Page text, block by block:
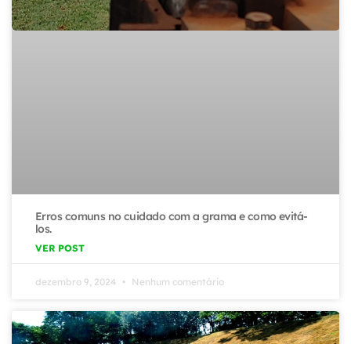
Erros comuns no cuidado com a grama e como evitá-
los.
VER POST
dezembro 9, 2024 Nenhum comentário